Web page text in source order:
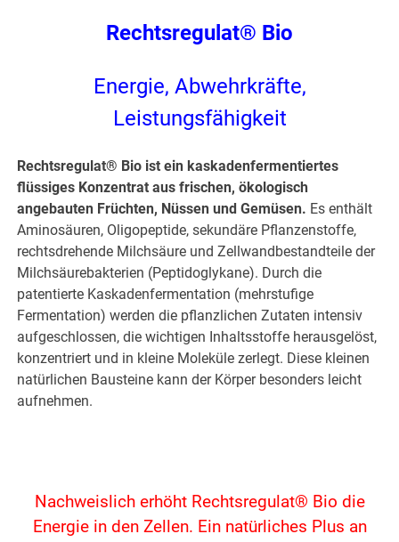
Rechtsregulat® Bio
Energie, Abwehrkräfte,
Leistungsfähigkeit
Rechtsregulat® Bio ist ein kaskadenfermentiertes
flüssiges Konzentrat aus frischen, ökologisch
angebauten Früchten, Nüssen und Gemüsen. Es enthält
Aminosäuren, Oligopeptide, sekundäre Pflanzenstoffe,
rechtsdrehende Milchsäure und Zellwandbestandteile der
Milchsäurebakterien (Peptidoglykane). Durch die
patentierte Kaskadenfermentation (mehrstufige
Fermentation) werden die pflanzlichen Zutaten intensiv
aufgeschlossen, die wichtigen Inhaltsstoffe herausgelöst,
konzentriert und in kleine Moleküle zerlegt. Diese kleinen
natürlichen Bausteine kann der Körper besonders leicht
aufnehmen.
Nachweislich erhöht Rechtsregulat® Bio die
Energie in den Zellen. Ein natürliches Plus an